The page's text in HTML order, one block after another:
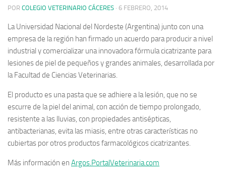
POR COLEGIO VETERINARIO CÁCERES · 6 FEBRERO, 2014
La Universidad Nacional del Nordeste (Argentina) junto con una
empresa de la región han firmado un acuerdo para producir a nivel
industrial y comercializar una innovadora fórmula cicatrizante para
lesiones de piel de pequeños y grandes animales, desarrollada por
la Facultad de Ciencias Veterinarias.
El producto es una pasta que se adhiere a la lesión, que no se
escurre de la piel del animal, con acción de tiempo prolongado,
resistente a las lluvias, con propiedades antisépticas,
antibacterianas, evita las miasis, entre otras características no
cubiertas por otros productos farmacológicos cicatrizantes.
Más información en Argos.PortalVeterinaria.com